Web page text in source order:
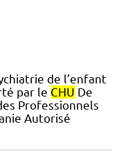
de l’enfant
par le CHU De
Professionnels
Autorisé